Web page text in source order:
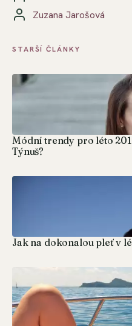
Zuzana Jarošová
STARŠÍ ČLÁNKY
Módní trendy pro léto
Týnuš?
Jak na dokonalou pleť v